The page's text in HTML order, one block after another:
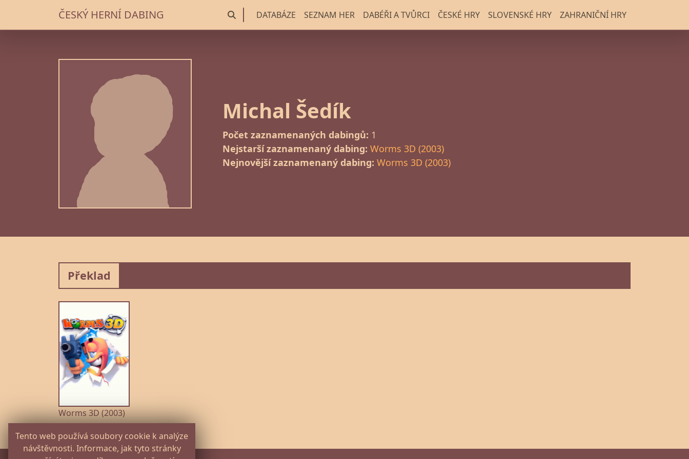
Tento web používá soubory cookie k analýze
návštěvnosti. Informace, jak tyto stránky
ČESKÝ HERNÍ DABING DATABÁZE SEZNAM HER DABÉŘI A TVŮRCI ČESKÉ HRY SLOVENSKÉ HRY ZAHRANIČNÍ HRY
Michal Šedík
Počet zaznamenaných dabingů: 1
Nejstarší zaznamenaný dabing: Worms 3D (2003)
Nejnovější zaznamenaný dabing: Worms 3D (2003)
Překlad
Worms 3D (2003)